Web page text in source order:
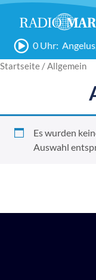
06:00 Uhr:
Startseite / Allgemein
Es wurden
Auswahl